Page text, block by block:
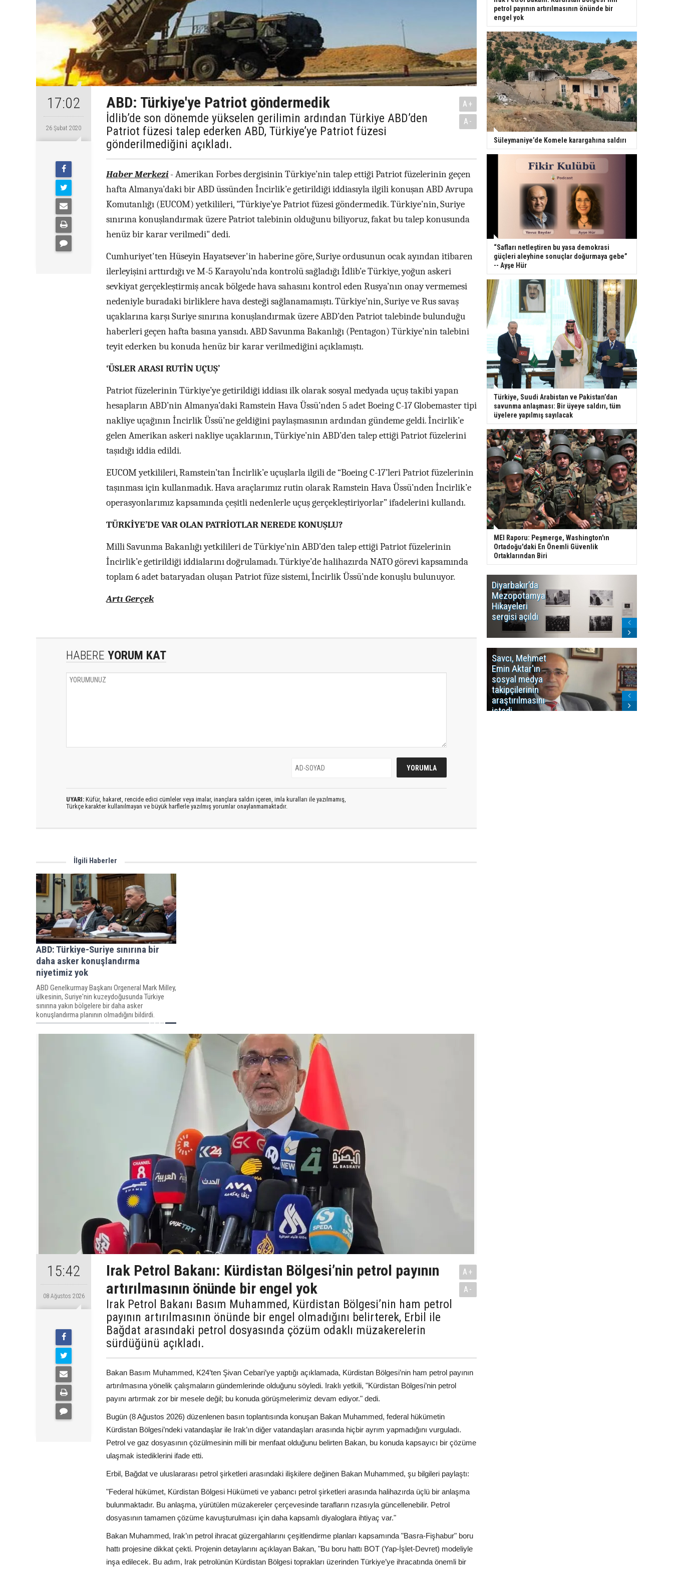
17:02
26 Şubat 2020
ABD: Türkiye'ye Patriot göndermedik
İdlib’de son dönemde yükselen gerilimin ardından Türkiye ABD’den
Patriot füzesi talep ederken ABD, Türkiye’ye Patriot füzesi
gönderilmediğini açıkladı.
A+
A-
Haber Merkezi- Amerikan Forbes dergisinin Türkiye’nin talep ettiği Patriot füzelerinin geçen
hafta Almanya’daki bir ABD üssünden İncirlik’e getirildiği iddiasıyla ilgili konuşan ABD Avrupa
Komutanlığı (EUCOM) yetkilileri, "Türkiye’ye Patriot füzesi göndermedik. Türkiye’nin, Suriye
sınırına konuşlandırmak üzere Patriot talebinin olduğunu biliyoruz, fakat bu talep konusunda
henüz bir karar verilmedi" dedi.
Cumhuriyet'ten Hüseyin Hayatsever'in haberine göre, Suriye ordusunun ocak ayından itibaren
ilerleyişini arttırdığı ve M-5 Karayolu’nda kontrolü sağladığı İdlib’e Türkiye, yoğun askeri
sevkiyat gerçekleştirmiş ancak bölgede hava sahasını kontrol eden Rusya’nın onay vermemesi
nedeniyle buradaki birliklere hava desteği sağlanamamıştı. Türkiye’nin, Suriye ve Rus savaş
uçaklarına karşı Suriye sınırına konuşlandırmak üzere ABD’den Patriot talebinde bulunduğu
haberleri geçen hafta basına yansıdı. ABD Savunma Bakanlığı (Pentagon) Türkiye’nin talebini
teyit ederken bu konuda henüz bir karar verilmediğini açıklamıştı.
‘ÜSLER ARASI RUTİN UÇUŞ’
Patriot füzelerinin Türkiye’ye getirildiği iddiası ilk olarak sosyal medyada uçuş takibi yapan
hesapların ABD’nin Almanya’daki Ramstein Hava Üssü’nden 5 adet Boeing C-17 Globemaster tipi
nakliye uçağının İncirlik Üssü’ne geldiğini paylaşmasının ardından gündeme geldi. İncirlik’e
gelen Amerikan askeri nakliye uçaklarının, Türkiye’nin ABD’den talep ettiği Patriot füzelerini
taşıdığı iddia edildi.
EUCOM yetkilileri, Ramstein’tan İncirlik’e uçuşlarla ilgili de “Boeing C-17’leri Patriot füzelerinin
taşınması için kullanmadık. Hava araçlarımız rutin olarak Ramstein Hava Üssü’nden İncirlik’e
operasyonlarımız kapsamında çeşitli nedenlerle uçuş gerçekleştiriyorlar” ifadelerini kullandı.
TÜRKİYE’DE VAR OLAN PATRİOTLAR NEREDE KONUŞLU?
Milli Savunma Bakanlığı yetkilileri de Türkiye’nin ABD’den talep ettiği Patriot füzelerinin
İncirlik’e getirildiği iddialarını doğrulamadı. Türkiye’de halihazırda NATO görevi kapsamında
toplam 6 adet bataryadan oluşan Patriot füze sistemi, İncirlik Üssü’nde konuşlu bulunuyor.
Artı Gerçek
HABERE YORUM KAT
UYARI: Küfür, hakaret, rencide edici cümleler veya imalar, inançlara saldırı içeren, imla kuralları ile yazılmamış,
Türkçe karakter kullanılmayan ve büyük harflerle yazılmış yorumlar onaylanmamaktadır.
İlgili Haberler
ABD: Türkiye-Suriye sınırına bir
daha asker konuşlandırma
niyetimiz yok
ABD Genelkurmay Başkanı Orgeneral Mark Milley,
ülkesinin, Suriye'nin kuzeydoğusunda Türkiye
sınırına yakın bölgelere bir daha asker
konuşlandırma planının olmadığını bildirdi.
15:42
08 Ağustos 2026
Irak Petrol Bakanı: Kürdistan Bölgesi’nin petrol payının
artırılmasının önünde bir engel yok
Irak Petrol Bakanı Basım Muhammed, Kürdistan Bölgesi’nin ham petrol
payının artırılmasının önünde bir engel olmadığını belirterek, Erbil ile
Bağdat arasındaki petrol dosyasında çözüm odaklı müzakerelerin
sürdüğünü açıkladı.
A+
A-
Bakan Basım Muhammed, K24’ten Şivan Cebari’ye yaptığı açıklamada, Kürdistan Bölgesi’nin ham petrol payının
artırılmasına yönelik çalışmaların gündemlerinde olduğunu söyledi. Iraklı yetkili, "Kürdistan Bölgesi’nin petrol
payını artırmak zor bir mesele değil; bu konuda görüşmelerimiz devam ediyor." dedi.
Bugün (8 Ağustos 2026) düzenlenen basın toplantısında konuşan Bakan Muhammed, federal hükümetin
Kürdistan Bölgesi’ndeki vatandaşlar ile Irak’ın diğer vatandaşları arasında hiçbir ayrım yapmadığını vurguladı.
Petrol ve gaz dosyasının çözülmesinin milli bir menfaat olduğunu belirten Bakan, bu konuda kapsayıcı bir çözüme
ulaşmak istediklerini ifade etti.
Erbil, Bağdat ve uluslararası petrol şirketleri arasındaki ilişkilere değinen Bakan Muhammed, şu bilgileri paylaştı:
"Federal hükümet, Kürdistan Bölgesi Hükümeti ve yabancı petrol şirketleri arasında halihazırda üçlü bir anlaşma
bulunmaktadır. Bu anlaşma, yürütülen müzakereler çerçevesinde tarafların rızasıyla güncellenebilir. Petrol
dosyasının tamamen çözüme kavuşturulması için daha kapsamlı diyaloglara ihtiyaç var."
Bakan Muhammed, Irak’ın petrol ihracat güzergahlarını çeşitlendirme planları kapsamında "Basra-Fişhabur" boru
hattı projesine dikkat çekti. Projenin detaylarını açıklayan Bakan, "Bu boru hattı BOT (Yap-İşlet-Devret) modeliyle
inşa edilecek. Bu adım, Irak petrolünün Kürdistan Bölgesi toprakları üzerinden Türkiye’ye ihracatında önemli bir
petrol payının artırılmasının önünde bir
engel yok
Süleymaniye’de Komele karargahına saldırı
“Safları netleştiren bu yasa demokrasi
güçleri aleyhine sonuçlar doğurmaya gebe”
-- Ayşe Hür
Türkiye, Suudi Arabistan ve Pakistan’dan
savunma anlaşması: Bir üyeye saldırı, tüm
üyelere yapılmış sayılacak
MEI Raporu: Peşmerge, Washington'ın
Ortadoğu'daki En Önemli Güvenlik
Ortaklarından Biri
Diyarbakır’da
Mezopotamya
Hikayeleri
sergisi açıldı
Savcı, Mehmet
Emin Aktar'ın
sosyal medya
takipçilerinin
araştırılmasını
istedi